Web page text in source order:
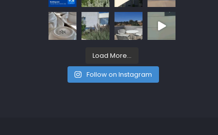
Load More...
Follow on Instagram